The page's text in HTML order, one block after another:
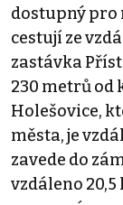
dostupný pro
cestují ze
zastávka
230 metrů od
Holešovice,
města, je
zavede do
vzdáleno